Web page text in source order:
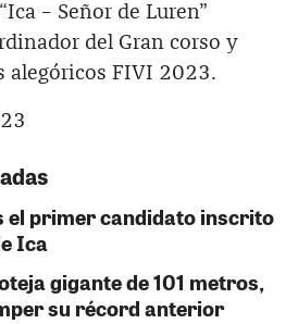
– Señor de Luren”
del Gran corso y
alegóricos FIVI 2023.
el primer candidato inscrito
Ica
gigante de 101 metros,
su récord anterior